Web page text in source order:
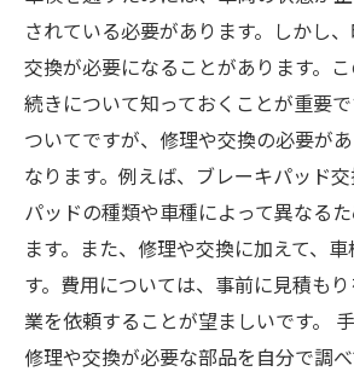
されている必要があります。しかし
交換が必要になることがあります。
続きについて知っておくことが重要
ついてですが、修理や交換の必要が
なります。例えば、ブレーキパッド交
パッドの種類や車種によって異なる
ます。また、修理や交換に加えて、
す。費用については、事前に見積も
業を依頼することが望ましいです。
修理や交換が必要な部品を自分で調べ